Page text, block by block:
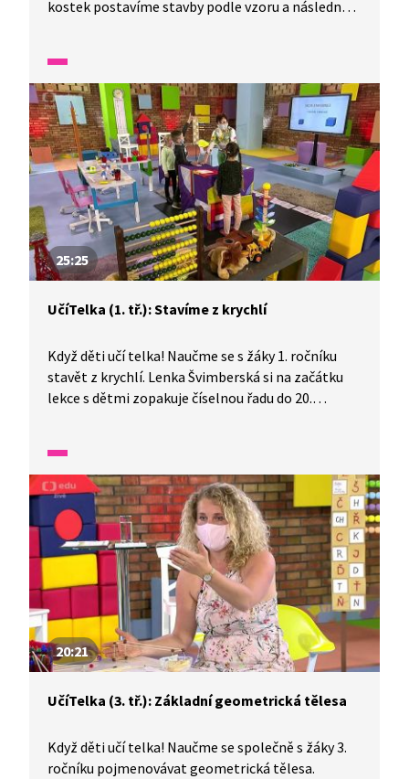
kostek postavíme stavby podle vzoru a následně
25:25
UčíTelka (1. tř.): Stavíme z krychlí
Když děti učí telka! Naučme se s žáky 1. ročníku
stavět z krychlí. Lenka Švimberská si na začátku
lekce s dětmi zopakuje číselnou řadu do 20.
si, jaká pravidla platí pro krychlovou stavbu,
a vyvodíme si zápis plánu stavby. Podle plánů pak
zkusíme postavit vlastní krychlové stavby.
Uhodnete, která stavba patří ke kterému plánu?
20:21
UčíTelka (3. tř.): Základní geometrická tělesa
Když děti učí telka! Naučme se společně s žáky 3.
ročníku pojmenovávat geometrická tělesa.